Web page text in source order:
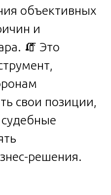
объективных
и
🧯 Это
свои позиции,
решения.